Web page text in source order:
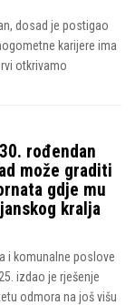
dosad je postigao
karijere ima
otkrivamo
rođendan
može graditi
gdje mu
kralja
i komunalne poslove
izdao je rješenje
odmora na još višu